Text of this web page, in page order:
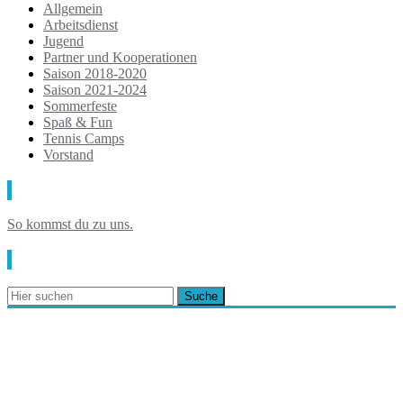
Allgemein
Arbeitsdienst
Jugend
Partner und Kooperationen
Saison 2018-2020
Saison 2021-2024
Sommerfeste
Spaß & Fun
Tennis Camps
Vorstand
So kommst du zu uns.